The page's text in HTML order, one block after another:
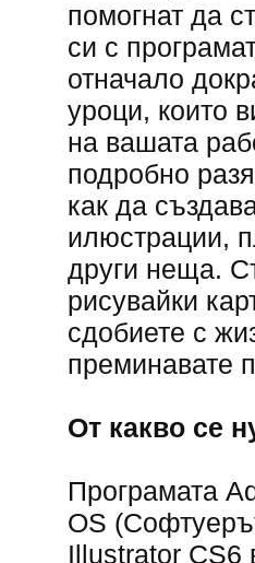
помогнат да
си с
отначало
уроци, които
на вашата
подробно
как да
илюстрации,
други неща.
рисувайки
сдобиете с
преминавате
От какво се
Програмата
OS
Illustrator CS6